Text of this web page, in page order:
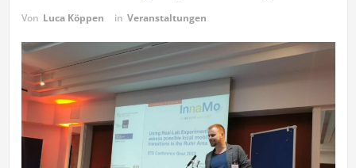
Von Luca Köppen in Veranstaltungen